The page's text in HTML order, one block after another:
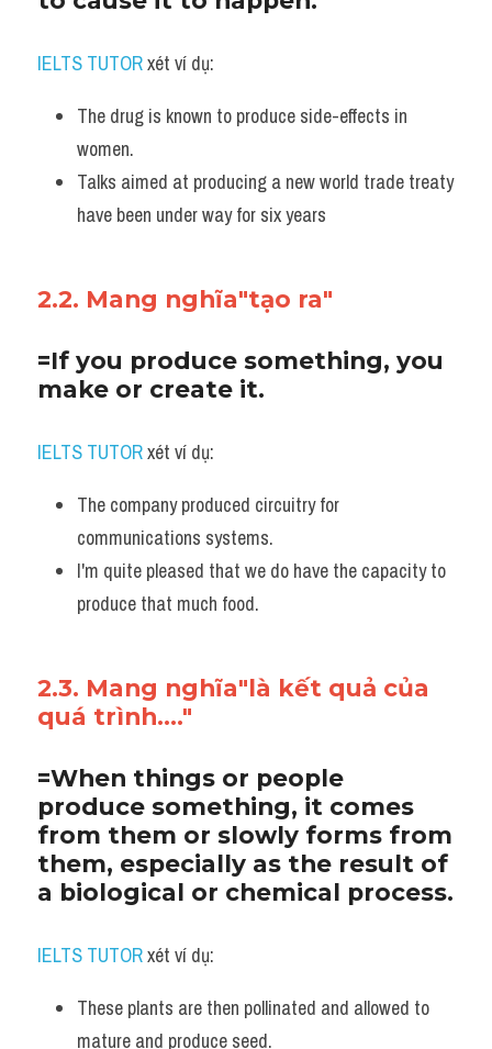
IELTS TUTOR xét ví dụ:
The drug is known to produce side-effects in
women.
Talks aimed at producing a new world trade treaty
have been under way for six years
2.2. Mang nghĩa"tạo ra"
=If you produce something, you
make or create it.
IELTS TUTOR xét ví dụ:
The company produced circuitry for
communications systems.
I'm quite pleased that we do have the capacity to
produce that much food.
2.3. Mang nghĩa"là kết quả của
quá trình...."
=When things or people
produce something, it comes
from them or slowly forms from
them, especially as the result of
a biological or chemical process.
IELTS TUTOR xét ví dụ:
These plants are then pollinated and allowed to
mature and produce seed.